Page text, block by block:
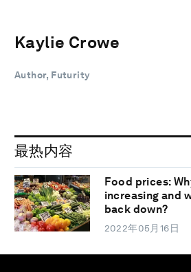
Kaylie Crowe
Author, Futurity
最热内容
Food prices:
increasing and
back down?
2022年05月16日